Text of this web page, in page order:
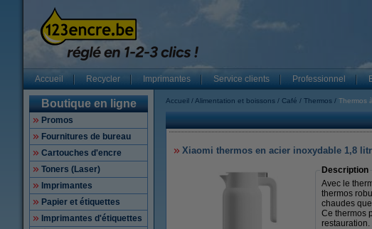
Accueil Recycler Imprimantes Service clients Professionnel
Boutique en ligne
Promos
Fournitures de bureau
Cartouches d'encre
Toners (Laser)
Imprimantes
Papier et étiquettes
Imprimantes d'étiquettes
Accueil Alimentation et boissons Café Thermos Thermos
Xiaomi thermos en acier inoxydable 1,8
Description
Avec le
thermos
chaudes
Ce thermos
restauration.